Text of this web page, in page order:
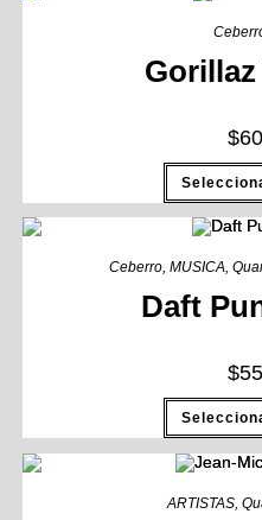
$
Ceberro, MUSICA,
Daft
$
ARTISTAS,